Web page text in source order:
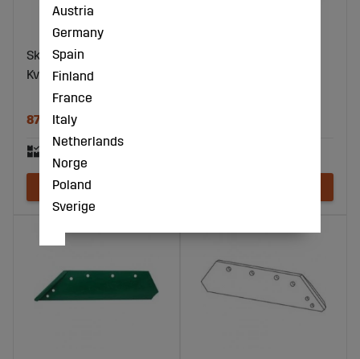
Skär 14" Nr.3 Vänster
Kverneland
870 kr
Austria
Germany
Spain
Finland
France
Italy
Netherlands
Norge
Poland
Sverige